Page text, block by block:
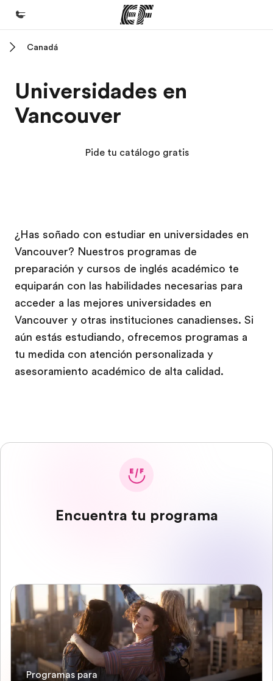
Programas
Ver todo lo que hacemos
Trabajos
Únete al equipo
Canadá
Universidades en
Vancouver
Pide tu catálogo gratis
¿Has soñado con estudiar en universidades en
Vancouver? Nuestros programas de
preparación y cursos de inglés académico te
equiparán con las habilidades necesarias para
acceder a las mejores universidades en
Vancouver y otras instituciones canadienses. Si
aún estás estudiando, ofrecemos programas a
tu medida con atención personalizada y
asesoramiento académico de alta calidad.
Encuentra tu programa
Programas para